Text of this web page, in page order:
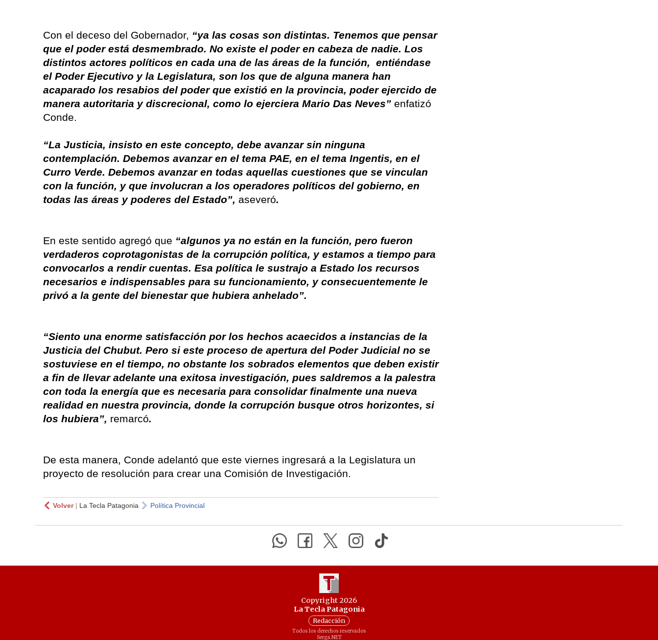
Con el deceso del Gobernador, “ya las cosas son distintas. Tenemos que pensar
que el poder está desmembrado. No existe el poder en cabeza de nadie. Los
distintos actores políticos en cada una de las áreas de la función, entiéndase
el Poder Ejecutivo y la Legislatura, son los que de alguna manera han
acaparado los resabios del poder que existió en la provincia, poder ejercido de
manera autoritaria y discrecional, como lo ejerciera Mario Das Neves” enfatizó
Conde.
“La Justicia, insisto en este concepto, debe avanzar sin ninguna
contemplación. Debemos avanzar en el tema PAE, en el tema Ingentis, en el
Curro Verde. Debemos avanzar en todas aquellas cuestiones que se vinculan
con la función, y que involucran a los operadores políticos del gobierno, en
todas las áreas y poderes del Estado”, aseveró.
En este sentido agregó que “algunos ya no están en la función, pero fueron
verdaderos coprotagonistas de la corrupción política, y estamos a tiempo para
convocarlos a rendir cuentas. Esa política le sustrajo a Estado los recursos
necesarios e indispensables para su funcionamiento, y consecuentemente le
privó a la gente del bienestar que hubiera anhelado”.
“Siento una enorme satisfacción por los hechos acaecidos a instancias de la
Justicia del Chubut. Pero si este proceso de apertura del Poder Judicial no se
sostuviese en el tiempo, no obstante los sobrados elementos que deben existir
a fin de llevar adelante una exitosa investigación, pues saldremos a la palestra
con toda la energía que es necesaria para consolidar finalmente una nueva
realidad en nuestra provincia, donde la corrupción busque otros horizontes, si
los hubiera”, remarcó.
De esta manera, Conde adelantó que este viernes ingresará a la Legislatura un
proyecto de resolución para crear una Comisión de Investigación.
Volver| La Tecla Patagonia Política Provincial
Copyright 2026
La Tecla Patagonia
Redacción
Todos los derechos reservados
Serga.NET